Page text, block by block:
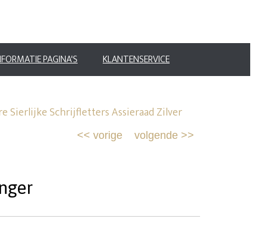
PAGINA'S KLANTENSERVICE
Sierlijke Schrijfletters Assieraad Zilver
volgende >>
<< vorige